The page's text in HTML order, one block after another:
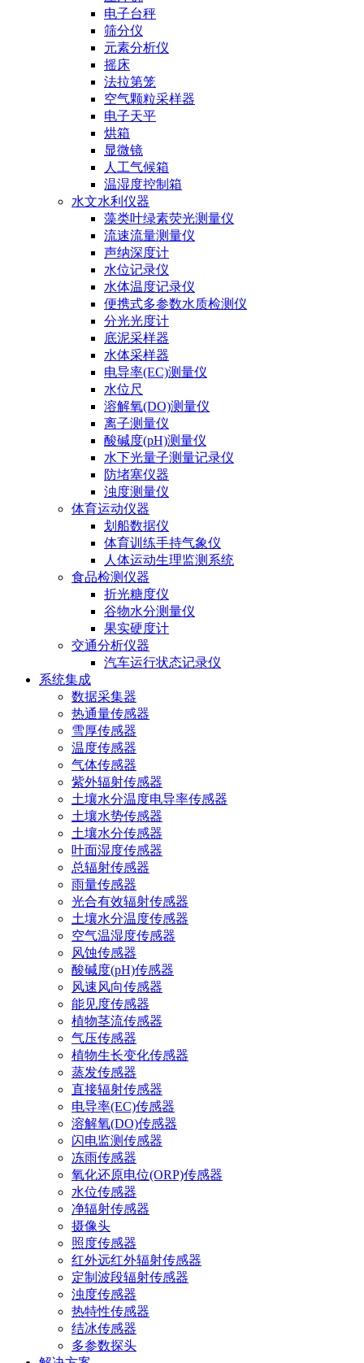
电子台秤
筛分仪
元素分析仪
摇床
法拉第笼
空气颗粒采样器
电子天平
烘箱
显微镜
人工气候箱
温湿度控制箱
水文水利仪器
藻类叶绿素荧光测量仪
流速流量测量仪
声纳深度计
水位记录仪
水体温度记录仪
便携式多参数水质检测仪
分光光度计
底泥采样器
水体采样器
电导率(EC)测量仪
水位尺
溶解氧(DO)测量仪
离子测量仪
酸碱度(pH)测量仪
水下光量子测量记录仪
防堵塞仪器
浊度测量仪
体育运动仪器
划船数据仪
体育训练手持气象仪
人体运动生理监测系统
食品检测仪器
折光糖度仪
谷物水分测量仪
果实硬度计
交通分析仪器
汽车运行状态记录仪
系统集成
数据采集器
热通量传感器
雪厚传感器
温度传感器
气体传感器
紫外辐射传感器
土壤水分温度电导率传感器
土壤水势传感器
土壤水分传感器
叶面湿度传感器
总辐射传感器
雨量传感器
光合有效辐射传感器
土壤水分温度传感器
空气温湿度传感器
风蚀传感器
酸碱度(pH)传感器
风速风向传感器
能见度传感器
植物茎流传感器
气压传感器
植物生长变化传感器
蒸发传感器
直接辐射传感器
电导率(EC)传感器
溶解氧(DO)传感器
闪电监测传感器
冻雨传感器
氧化还原电位(ORP)传感器
水位传感器
净辐射传感器
摄像头
照度传感器
红外远红外辐射传感器
定制波段辐射传感器
浊度传感器
热特性传感器
结冰传感器
多参数探头